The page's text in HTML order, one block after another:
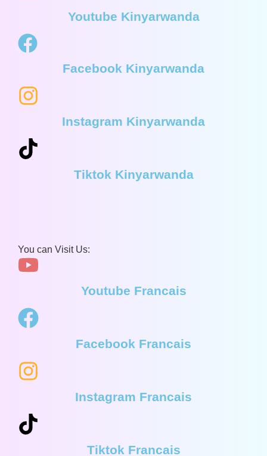
Youtube Kinyarwanda
Facebook Kinyarwanda
Instagram Kinyarwanda
Tiktok Kinyarwanda
You can Visit Us:
Youtube Francais
Facebook Francais
Instagram Francais
Tiktok Francais